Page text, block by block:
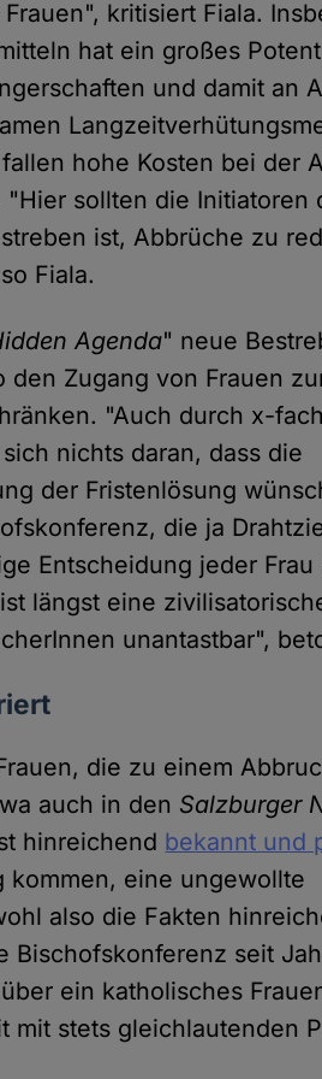
kritisiert Fiala.
hat ein großes
und damit an
hohe Kosten bei der
sollten die Initiatoren
ist, Abbrüche zu
Fiala.
Agenda" neue
Zugang von Frauen
"Auch durch x-
nichts daran, dass die
der Fristenlösung
die ja
Entscheidung jeder Frau
längst eine
unantastbar",
die zu einem
auch in den Salzburger
hinreichend bekannt und
kommen, eine ungewollte
also die Fakten
Bischofskonferenz seit
ein katholisches
mit stets gleichlautenden